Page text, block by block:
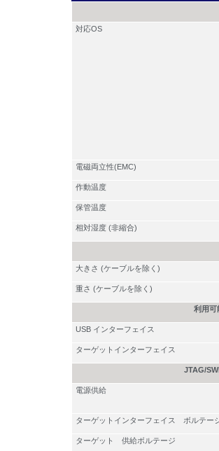
対応OS
電磁両立性(EMC)
作動温度
保管温度
相対湿度 (非縮合)
大きさ (ケーブルを除く)
重さ (ケーブルを除く)
利用可
USB インターフェイス
ターゲットインターフェイス
JTAG/
電源供給
ターゲットインターフェイス ボルテー
ターゲット 供給ボルテージ